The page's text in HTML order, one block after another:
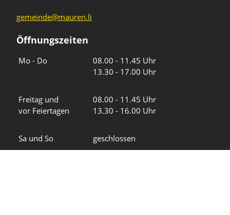
gemeinde@mauren.li
Öffnungszeiten
Mo - Do
08.00 - 11.45 Uhr
13.30 - 17.00 Uhr
Freitag und
vor Feiertagen
08.00 - 11.45 Uhr
13.30 - 16.00 Uhr
Sa und So geschlossen